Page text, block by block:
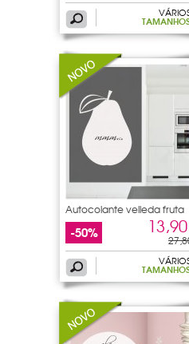
Autocolante velleda fruta
-50%